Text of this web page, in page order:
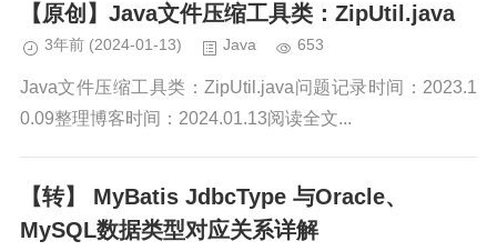
【原创】Java文件压缩工具类：ZipUtil.java
3年前 (2024-01-13) Java 653
Java文件压缩工具类：ZipUtil.java问题记录时间：2023.1
0.09整理博客时间：2024.01.13阅读全文...
【转】 MyBatis JdbcType 与Oracle、
MySQL数据类型对应关系详解